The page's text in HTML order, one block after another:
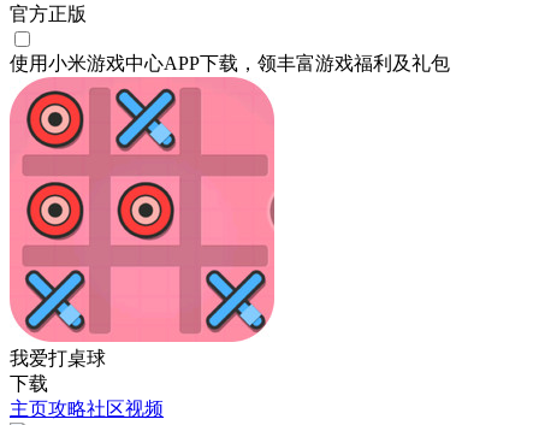
官方正版
使用小米游戏中心APP下载 ，领丰富游戏福利 及礼包
我爱打桌球
下载
主页攻略社区视频